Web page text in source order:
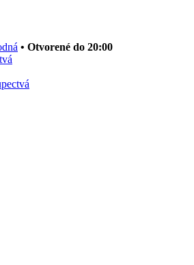
• Otvorené do 20:00